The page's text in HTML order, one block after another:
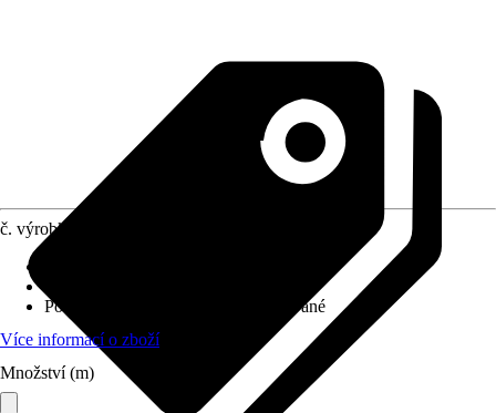
č. výrobku
Povrch/Povrchová úprava
Pozinkované
Více informací o zboží
Množství (m)